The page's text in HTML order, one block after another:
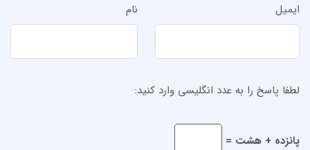
نام ایمیل
لطفا پاسخ را به عدد انگلیسی وارد کنید:
پانزده + هشت =